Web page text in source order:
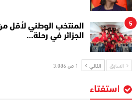
5
الجزائر في رحلة…
السابق التالي 1 من 3٬086
استفتاء